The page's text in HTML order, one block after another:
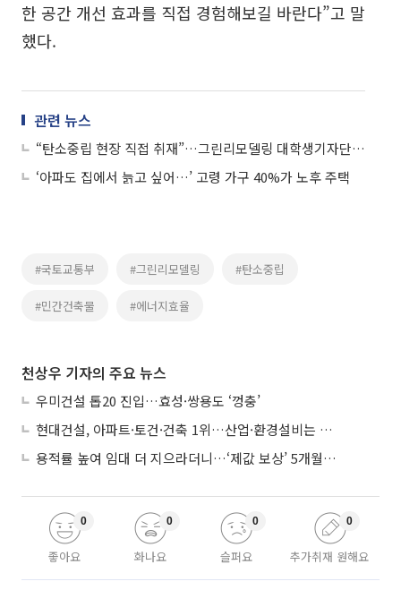
한 공간 개선 효과를 직접 경험해보길 바란다”고 말
했다.
관련 뉴스
“탄소중립 현장 직접 취재”…그린리모델링 대학생기자단 30명 모집
‘아파도 집에서 늙고 싶어…’ 고령 가구 40%가 노후 주택
#국토교통부 #그린리모델링 #탄소중립
#민간건축물 #에너지효율
천상우 기자의 주요 뉴스
우미건설 톱20 진입…효성·쌍용도 ‘껑충’
현대건설, 아파트·토건·건축 1위…산업·환경설비는 삼성E&A
용적률 높여 임대 더 지으라더니…‘제값 보상’ 5개월째 국회에 발목
좋아요
0
화나요
0
슬퍼요
0
추가취재 원해요
0